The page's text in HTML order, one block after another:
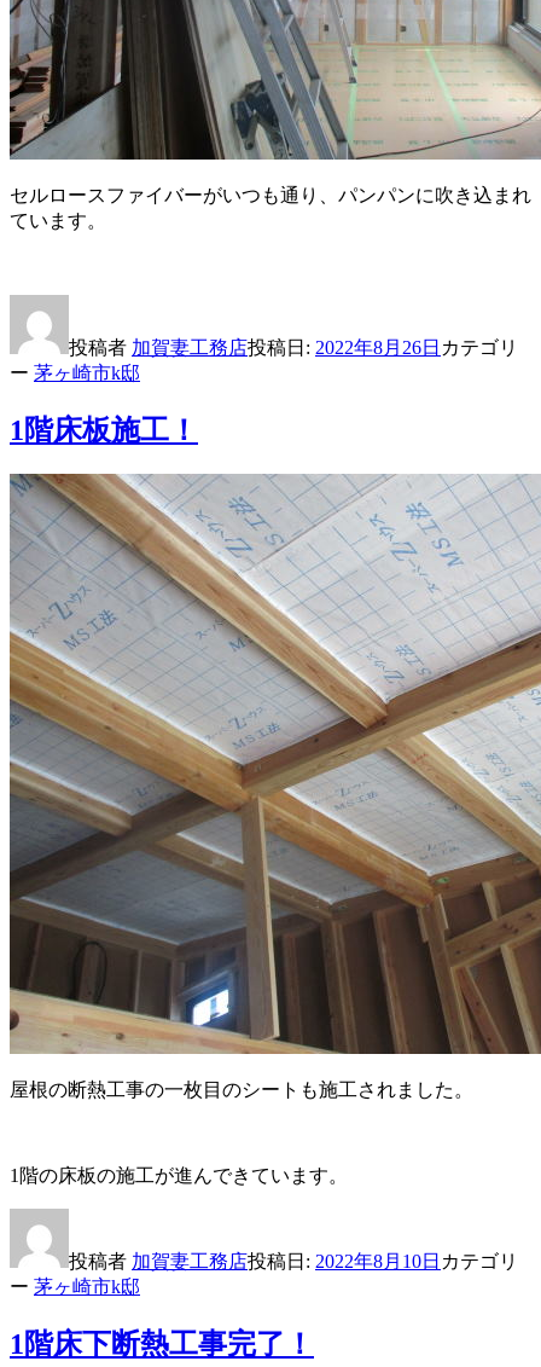
セルロースファイバーがいつも通り、パンパンに吹き込まれ
ています。
投稿者 加賀妻工務店投稿日: 2022年8月26日 カテゴリ
ー 茅ヶ崎市k邸
1階床板施工！
屋根の断熱工事の一枚目のシートも施工されました。
1階の床板の施工が進んできています。
投稿者 加賀妻工務店投稿日: 2022年8月10日 カテゴリ
ー 茅ヶ崎市k邸
1階床下断熱工事完了！